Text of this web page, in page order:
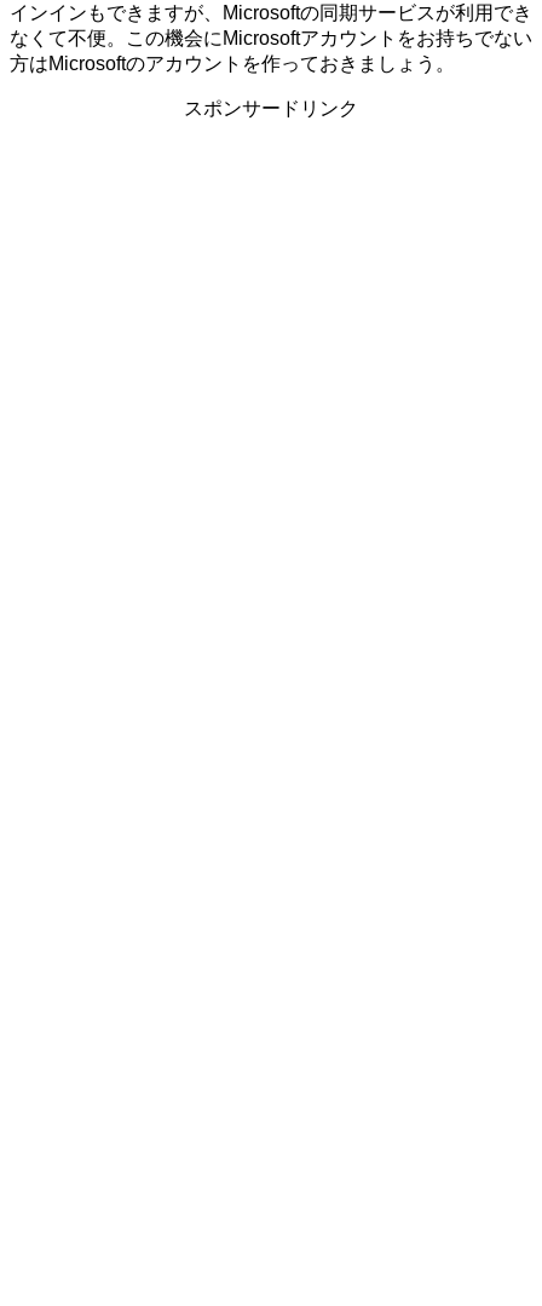
インインもできますが、Microsoftの同期サービスが利用でき
なくて不便。この機会にMicrosoftアカウントをお持ちでない
方はMicrosoftのアカウントを作っておきましょう。
スポンサードリンク